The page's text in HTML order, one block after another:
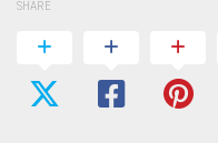
SHARE